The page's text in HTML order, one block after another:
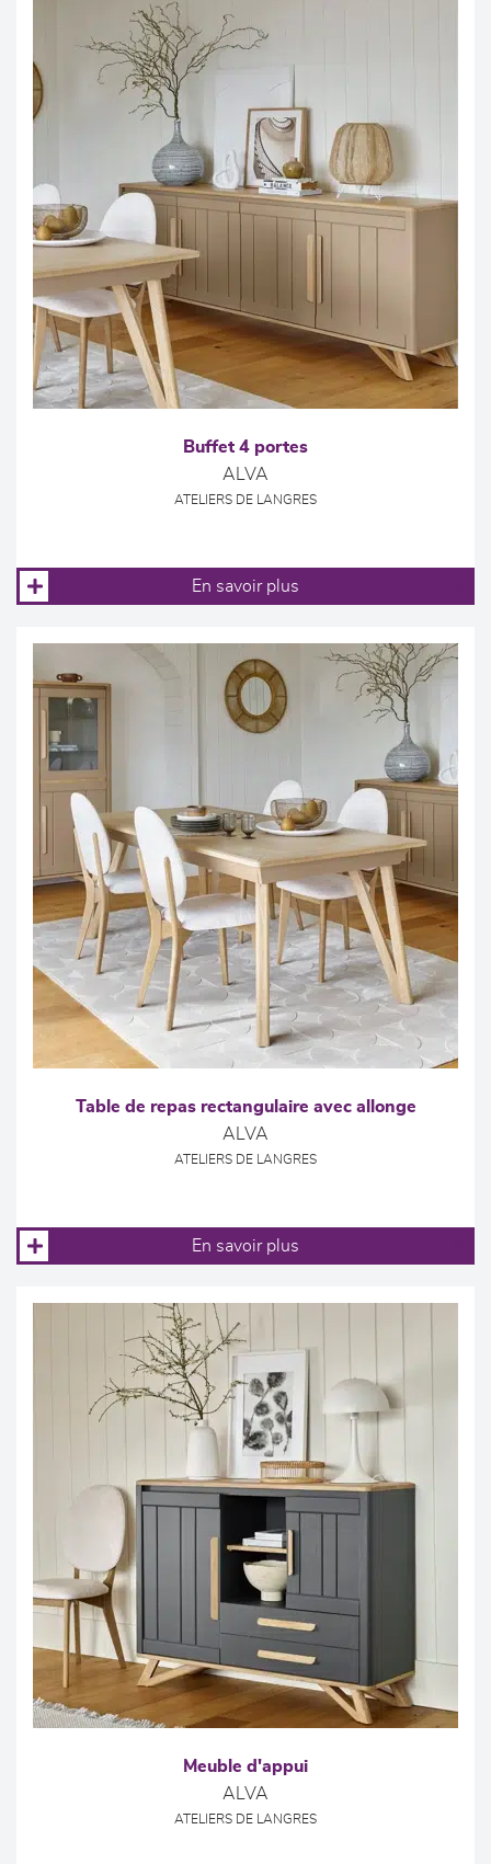
Buffet 4 portes
ALVA
ATELIERS DE LANGRES
En savoir plus
Table de repas rectangulaire avec allonge
ALVA
ATELIERS DE LANGRES
En savoir plus
Meuble d'appui
ALVA
ATELIERS DE LANGRES